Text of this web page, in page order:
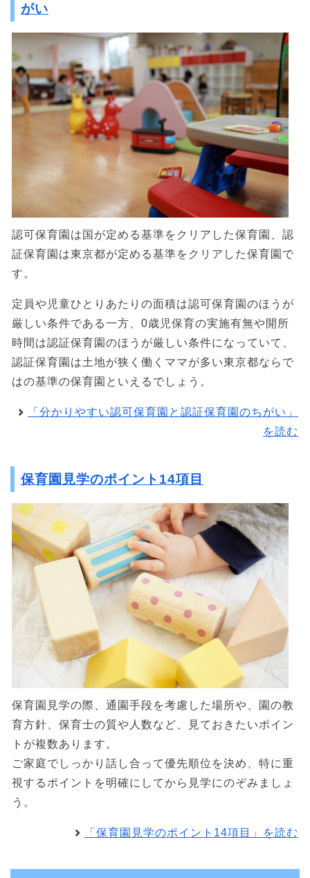
がい
認可保育園は国が定める基準をクリアした保育園、認
証保育園は東京都が定める基準をクリアした保育園で
す。
定員や児童ひとりあたりの面積は認可保育園のほうが
厳しい条件である一方、0歳児保育の実施有無や開所
時間は認証保育園のほうが厳しい条件になっていて、
認証保育園は土地が狭く働くママが多い東京都ならで
はの基準の保育園といえるでしょう。
「分かりやすい認可保育園と認証保育園のちがい」
を読む
保育園見学のポイント14項目
保育園見学の際、通園手段を考慮した場所や、園の教
育方針、保育士の質や人数など、見ておきたいポイン
トが複数あります。
ご家庭でしっかり話し合って優先順位を決め、特に重
視するポイントを明確にしてから見学にのぞみましょ
う。
「保育園見学のポイント14項目」を読む